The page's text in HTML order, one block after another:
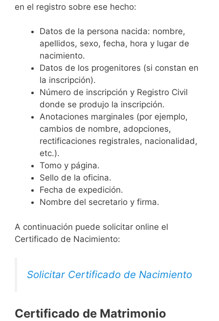
en el registro sobre ese hecho:
Datos de la persona nacida: nombre,
apellidos, sexo, fecha, hora y lugar de
nacimiento.
Datos de los progenitores (si constan en
la inscripción).
Número de inscripción y Registro Civil
donde se produjo la inscripción.
Anotaciones marginales (por ejemplo,
cambios de nombre, adopciones,
rectificaciones registrales, nacionalidad,
etc.).
Tomo y página.
Sello de la oficina.
Fecha de expedición.
Nombre del secretario y firma.
A continuación puede solicitar online el
Certificado de Nacimiento:
Solicitar Certificado de Nacimiento
Certificado de Matrimonio